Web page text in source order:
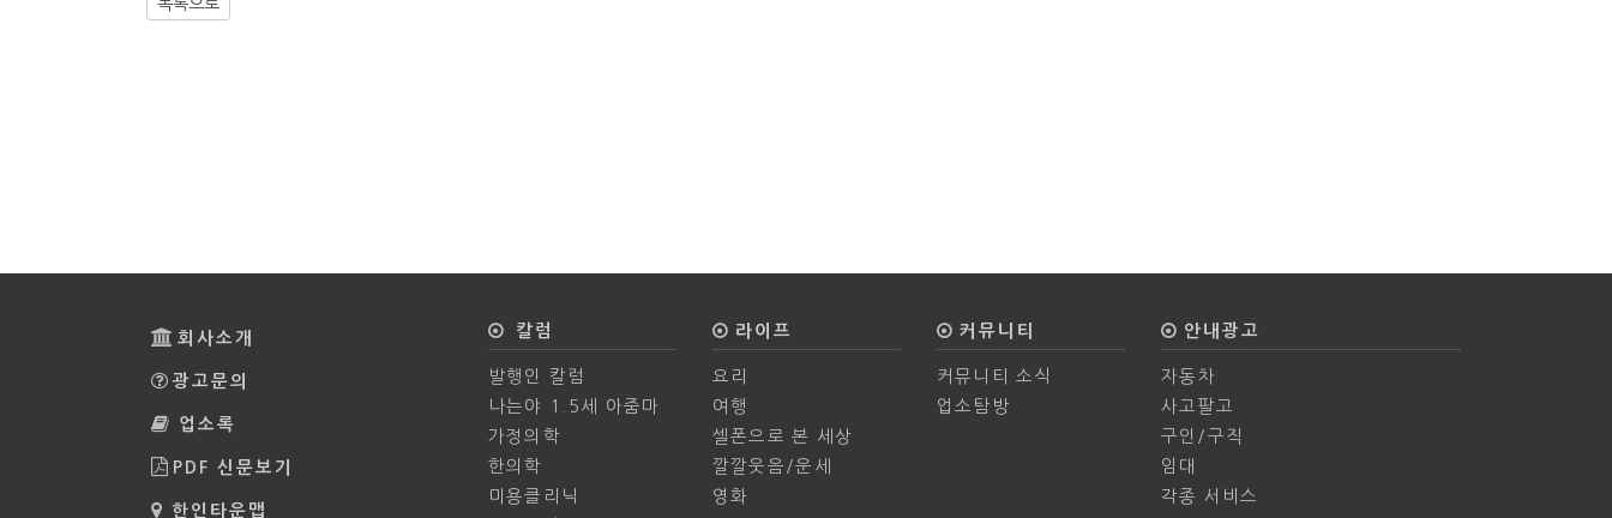
목록으로
회사소개
광고문의
업소록
PDF 신문보기
한인타운맵
칼럼
발행인 칼럼
나는야 1.5세 아줌마
가정의학
한의학
미용클리닉
라이프
요리
여행
셀폰으로 본 세상
깔깔웃음/운세
영화
커뮤니티
커뮤니티 소식
업소탐방
안내광고
자동차
사고팔고
구인/구직
임대
각종 서비스